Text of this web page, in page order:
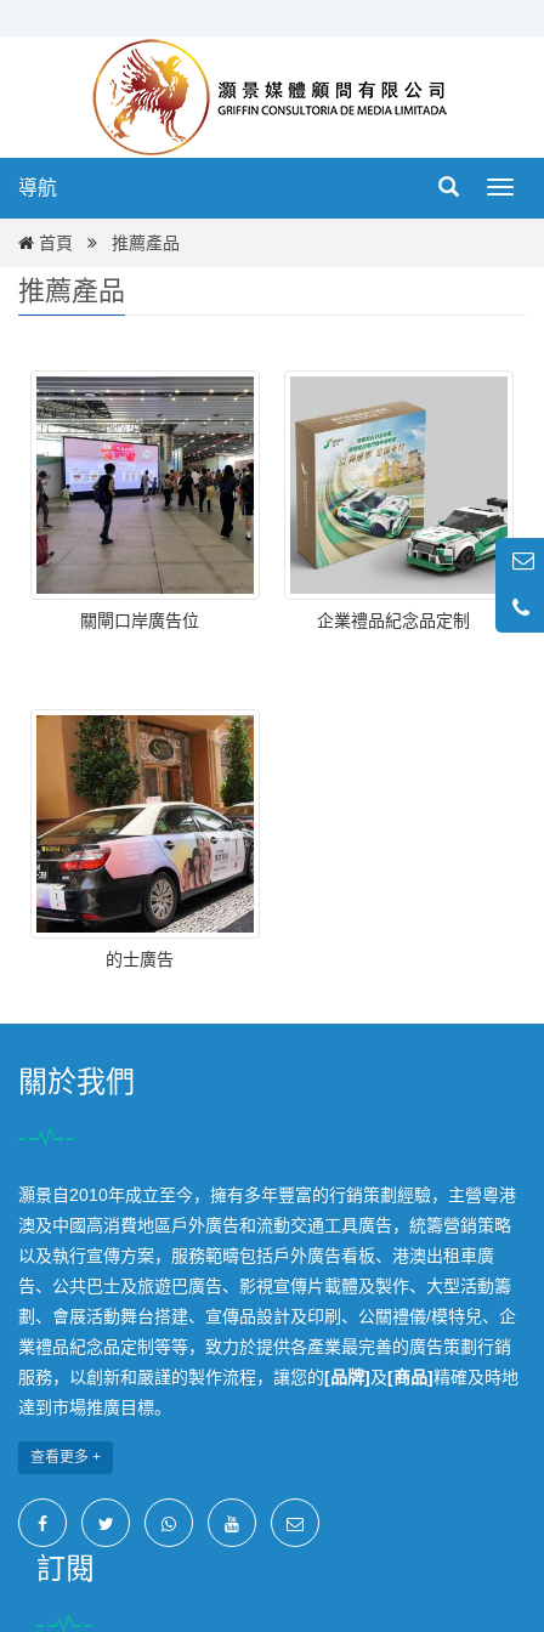
導
導航
首頁 推薦產品
推薦產品
關閘口岸廣告位 企業禮品紀念品定制
的士廣告
關於我們
灝景自2010年成立至今，擁有多年豐富的行銷策劃經驗，主營粵港
澳及中國高消費地區戶外廣告和流動交通工具廣告，統籌營銷策略
以及執行宣傳方案，服務範疇包括戶外廣告看板、港澳出租車廣
告、公共巴士及旅遊巴廣告、影視宣傳片載體及製作、大型活動籌
劃、會展活動舞台搭建、宣傳品設計及印刷、公關禮儀/模特兒、企
業禮品紀念品定制等等，致力於提供各產業最完善的廣告策劃行銷
服務，以創新和嚴謹的製作流程，讓您的[品牌]及[商品]精確及時地
達到市場推廣目標。
查看更多 +
訂閱